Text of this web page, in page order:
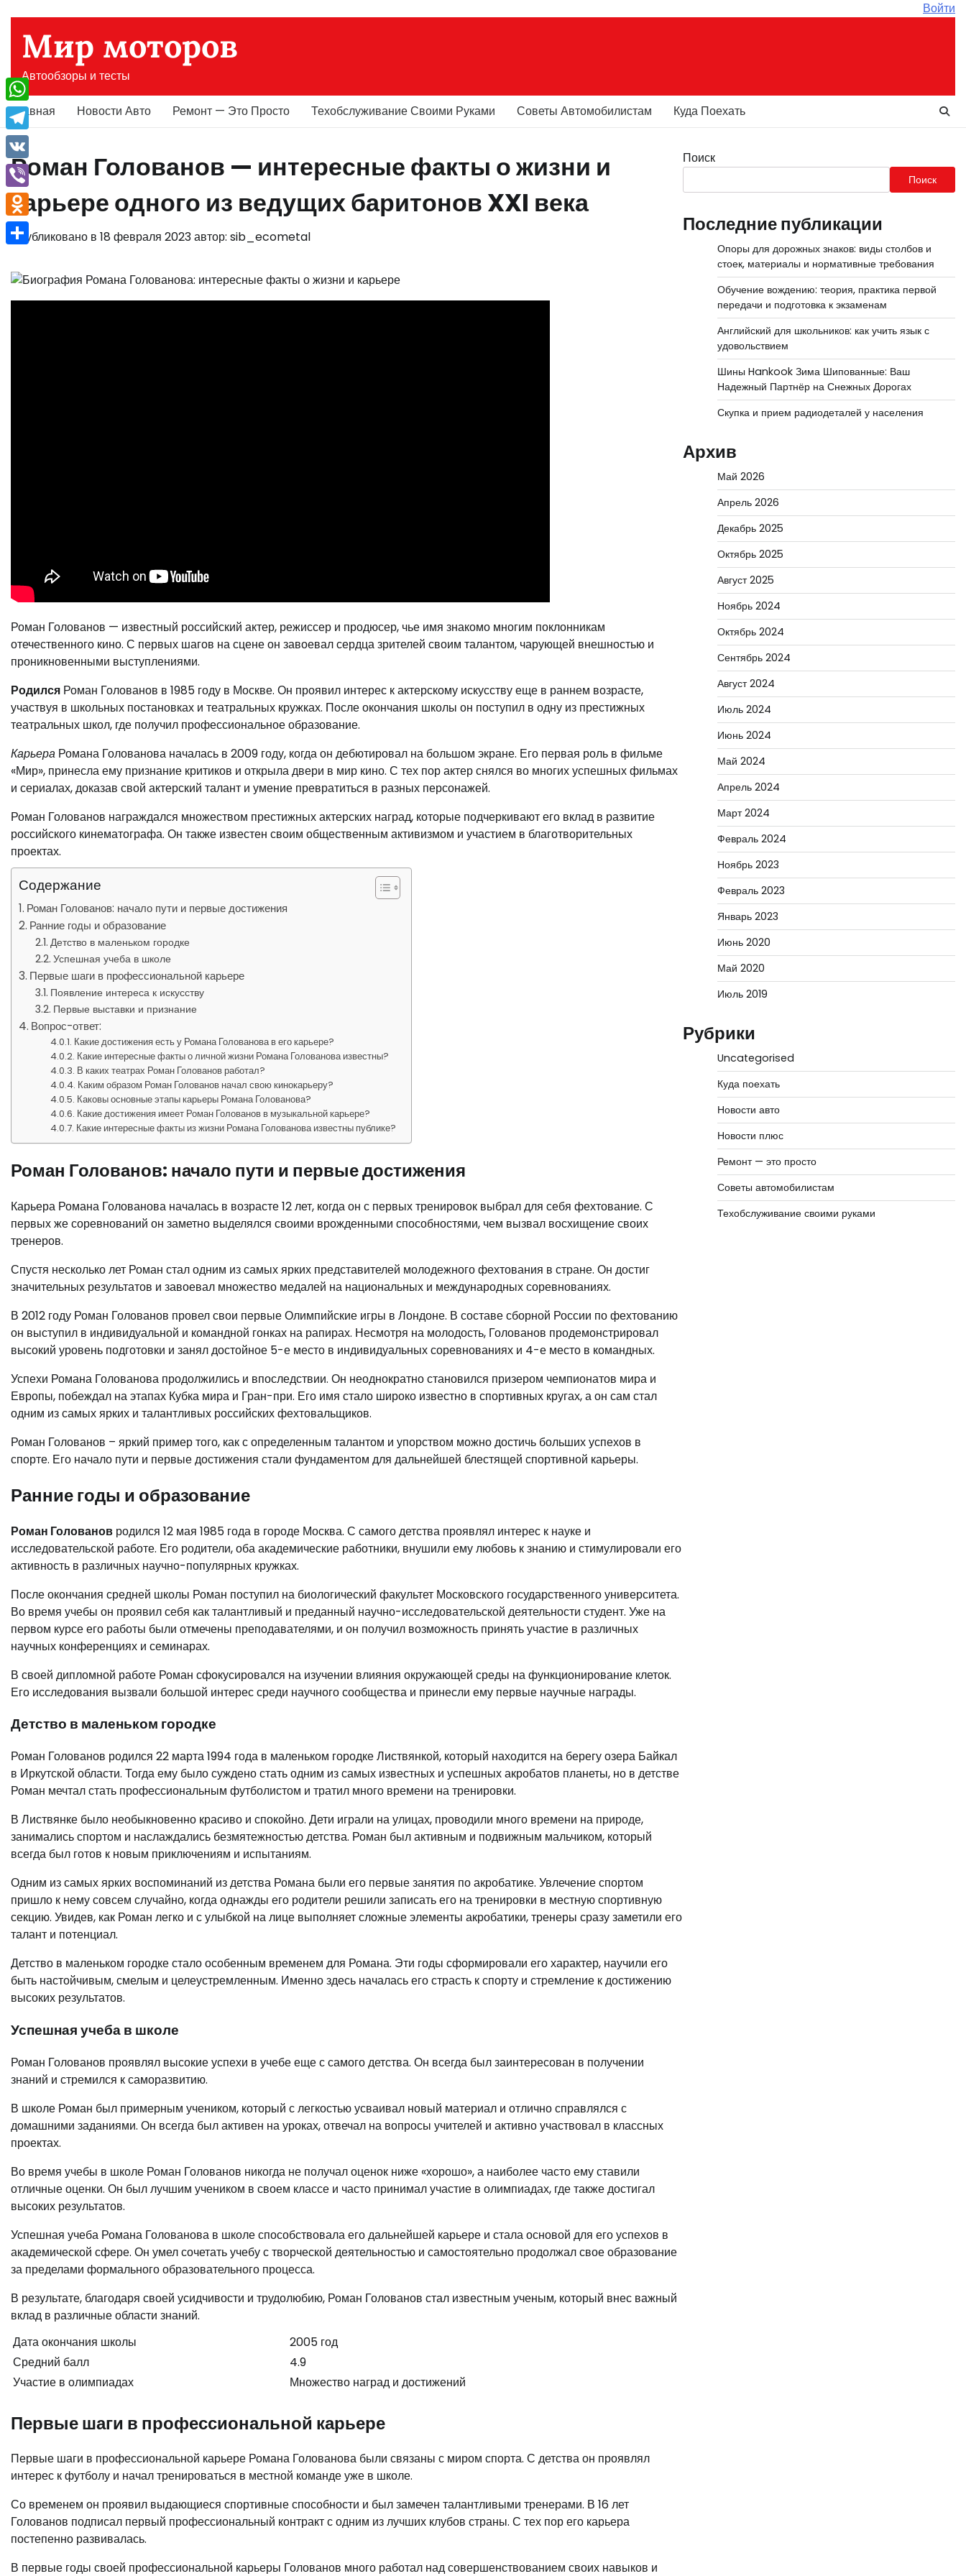
содержимому
Войти
Мир моторов
Автообзоры и тесты
Главная Новости Авто Ремонт — Это Просто Техобслуживание Своими Руками Советы Автомобилистам Куда Поехать
Роман Голованов — интересные факты о жизни и
карьере одного из ведущих баритонов XXI века
Опубликовано в 18 февраля 2023автор: sib_ecometal
Роман Голованов — известный российский актер, режиссер и продюсер, чье имя знакомо многим поклонникам
отечественного кино. С первых шагов на сцене он завоевал сердца зрителей своим талантом, чарующей внешностью и
проникновенными выступлениями.
Родился Роман Голованов в 1985 году в Москве. Он проявил интерес к актерскому искусству еще в раннем возрасте,
участвуя в школьных постановках и театральных кружках. После окончания школы он поступил в одну из престижных
театральных школ, где получил профессиональное образование.
Карьера Романа Голованова началась в 2009 году, когда он дебютировал на большом экране. Его первая роль в фильме
«Мир», принесла ему признание критиков и открыла двери в мир кино. С тех пор актер снялся во многих успешных фильмах
и сериалах, доказав свой актерский талант и умение превратиться в разных персонажей.
Роман Голованов награждался множеством престижных актерских наград, которые подчеркивают его вклад в развитие
российского кинематографа. Он также известен своим общественным активизмом и участием в благотворительных
проектах.
Содержание
Роман Голованов: начало пути и первые достижения
Ранние годы и образование
Детство в маленьком городке
Успешная учеба в школе
Первые шаги в профессиональной карьере
Появление интереса к искусству
Первые выставки и признание
Вопрос-ответ:
Какие достижения есть у Романа Голованова в его карьере?
Какие интересные факты о личной жизни Романа Голованова известны?
В каких театрах Роман Голованов работал?
Каким образом Роман Голованов начал свою кинокарьеру?
Каковы основные этапы карьеры Романа Голованова?
Какие достижения имеет Роман Голованов в музыкальной карьере?
Какие интересные факты из жизни Романа Голованова известны публике?
Роман Голованов: начало пути и первые достижения
Карьера Романа Голованова началась в возрасте 12 лет, когда он с первых тренировок выбрал для себя фехтование. С
первых же соревнований он заметно выделялся своими врожденными способностями, чем вызвал восхищение своих
тренеров.
Спустя несколько лет Роман стал одним из самых ярких представителей молодежного фехтования в стране. Он достиг
значительных результатов и завоевал множество медалей на национальных и международных соревнованиях.
В 2012 году Роман Голованов провел свои первые Олимпийские игры в Лондоне. В составе сборной России по фехтованию
он выступил в индивидуальной и командной гонках на рапирах. Несмотря на молодость, Голованов продемонстрировал
высокий уровень подготовки и занял достойное 5-е место в индивидуальных соревнованиях и 4-е место в командных.
Успехи Романа Голованова продолжились и впоследствии. Он неоднократно становился призером чемпионатов мира и
Европы, побеждал на этапах Кубка мира и Гран-при. Его имя стало широко известно в спортивных кругах, а он сам стал
одним из самых ярких и талантливых российских фехтовальщиков.
Роман Голованов – яркий пример того, как с определенным талантом и упорством можно достичь больших успехов в
спорте. Его начало пути и первые достижения стали фундаментом для дальнейшей блестящей спортивной карьеры.
Ранние годы и образование
Роман Голованов родился 12 мая 1985 года в городе Москва. С самого детства проявлял интерес к науке и
исследовательской работе. Его родители, оба академические работники, внушили ему любовь к знанию и стимулировали его
активность в различных научно-популярных кружках.
После окончания средней школы Роман поступил на биологический факультет Московского государственного университета.
Во время учебы он проявил себя как талантливый и преданный научно-исследовательской деятельности студент. Уже на
первом курсе его работы были отмечены преподавателями, и он получил возможность принять участие в различных
научных конференциях и семинарах.
В своей дипломной работе Роман сфокусировался на изучении влияния окружающей среды на функционирование клеток.
Его исследования вызвали большой интерес среди научного сообщества и принесли ему первые научные награды.
Детство в маленьком городке
Роман Голованов родился 22 марта 1994 года в маленьком городке Листвянкой, который находится на берегу озера Байкал
в Иркутской области. Тогда ему было суждено стать одним из самых известных и успешных акробатов планеты, но в детстве
Роман мечтал стать профессиональным футболистом и тратил много времени на тренировки.
В Листвянке было необыкновенно красиво и спокойно. Дети играли на улицах, проводили много времени на природе,
занимались спортом и наслаждались безмятежностью детства. Роман был активным и подвижным мальчиком, который
всегда был готов к новым приключениям и испытаниям.
Одним из самых ярких воспоминаний из детства Романа были его первые занятия по акробатике. Увлечение спортом
пришло к нему совсем случайно, когда однажды его родители решили записать его на тренировки в местную спортивную
секцию. Увидев, как Роман легко и с улыбкой на лице выполняет сложные элементы акробатики, тренеры сразу заметили его
талант и потенциал.
Детство в маленьком городке стало особенным временем для Романа. Эти годы сформировали его характер, научили его
быть настойчивым, смелым и целеустремленным. Именно здесь началась его страсть к спорту и стремление к достижению
высоких результатов.
Успешная учеба в школе
Роман Голованов проявлял высокие успехи в учебе еще с самого детства. Он всегда был заинтересован в получении
знаний и стремился к саморазвитию.
В школе Роман был примерным учеником, который с легкостью усваивал новый материал и отлично справлялся с
домашними заданиями. Он всегда был активен на уроках, отвечал на вопросы учителей и активно участвовал в классных
проектах.
Во время учебы в школе Роман Голованов никогда не получал оценок ниже «хорошо», а наиболее часто ему ставили
отличные оценки. Он был лучшим учеником в своем классе и часто принимал участие в олимпиадах, где также достигал
высоких результатов.
Успешная учеба Романа Голованова в школе способствовала его дальнейшей карьере и стала основой для его успехов в
академической сфере. Он умел сочетать учебу с творческой деятельностью и самостоятельно продолжал свое образование
за пределами формального образовательного процесса.
В результате, благодаря своей усидчивости и трудолюбию, Роман Голованов стал известным ученым, который внес важный
вклад в различные области знаний.
Дата окончания школы
2005 год
Средний балл
4.9
Участие в олимпиадах
Множество наград и достижений
Первые шаги в профессиональной карьере
Первые шаги в профессиональной карьере Романа Голованова были связаны с миром спорта. С детства он проявлял
интерес к футболу и начал тренироваться в местной команде уже в школе.
Со временем он проявил выдающиеся спортивные способности и был замечен талантливыми тренерами. В 16 лет
Голованов подписал первый профессиональный контракт с одним из лучших клубов страны. С тех пор его карьера
постепенно развивалась.
В первые годы своей профессиональной карьеры Голованов много работал над совершенствованием своих навыков и
Поиск
Поиск
Последние публикации
Опоры для дорожных знаков: виды столбов и
стоек, материалы и нормативные требования
Обучение вождению: теория, практика первой
передачи и подготовка к экзаменам
Английский для школьников: как учить язык с
удовольствием
Шины Hankook Зима Шипованные: Ваш
Надежный Партнёр на Снежных Дорогах
Скупка и прием радиодеталей у населения
Архив
Май 2026
Апрель 2026
Декабрь 2025
Октябрь 2025
Август 2025
Ноябрь 2024
Октябрь 2024
Сентябрь 2024
Август 2024
Июль 2024
Июнь 2024
Май 2024
Апрель 2024
Март 2024
Февраль 2024
Ноябрь 2023
Февраль 2023
Январь 2023
Июнь 2020
Май 2020
Июль 2019
Рубрики
Uncategorised
Куда поехать
Новости авто
Новости плюс
Ремонт — это просто
Советы автомобилистам
Техобслуживание своими руками
WhatsApp
Telegram
VK
Viber
Odnoklassniki